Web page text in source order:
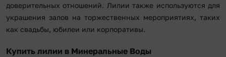
доверительных отношений. Лилии также используются для
украшения залов на торжественных мероприятиях, таких
как свадьбы, юбилеи или корпоративы.
Купить лилии в Минеральные Воды